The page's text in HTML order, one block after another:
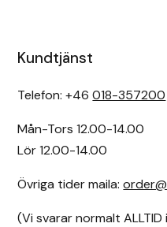
Kundtjänst
Telefon: +46018-357200
Mån-Tors 12.00-14.00
Lör 12.00-14.00
Övriga tider maila:
(Vi svarar normalt